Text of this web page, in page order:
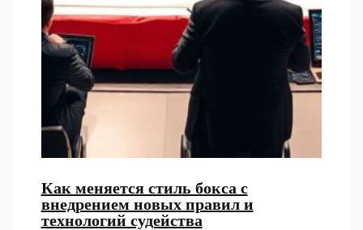
Как меняется стиль бокса с
внедрением новых правил и
технологий судейства